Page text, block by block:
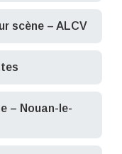
scène – ALCV
– Nouan-le-